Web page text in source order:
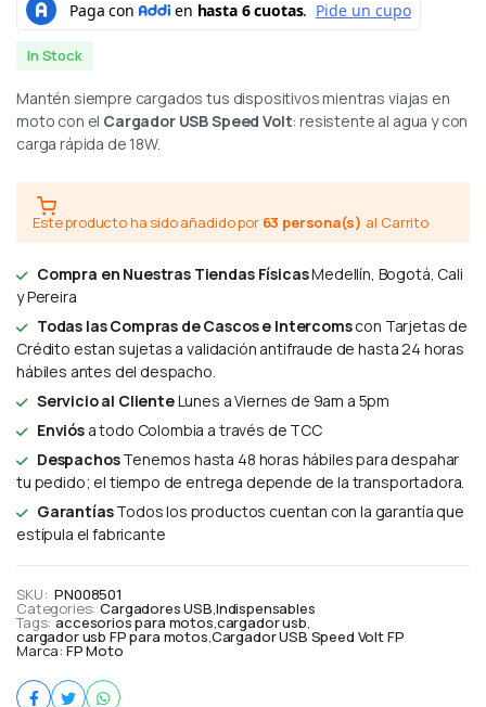
In Stock
Mantén siempre cargados tus dispositivos mientras viajas en
moto con el Cargador USB Speed Volt: resistente al agua y con
carga rápida de 18W.
Este producto ha sido añadido por 63 persona(s) al Carrito
Compra en Nuestras Tiendas FísicasMedellín, Bogotá, Cali
y Pereira
Todas las Compras de Cascos e Intercomscon Tarjetas de
Crédito estan sujetas a validación antifraude de hasta 24 horas
hábiles antes del despacho.
Servicio al ClienteLunes a Viernes de 9am a 5pm
Enviósa todo Colombia a través de TCC
DespachosTenemos hasta 48 horas hábiles para despahar
tu pedido; el tiempo de entrega depende de la transportadora.
GarantíasTodos los productos cuentan con la garantía que
estípula el fabricante
SKU: PN008501
Categories: Cargadores USB,Indispensables
Tags: accesorios para motos,cargador usb,
cargador usb FP para motos,Cargador USB Speed Volt FP
Marca: FP Moto